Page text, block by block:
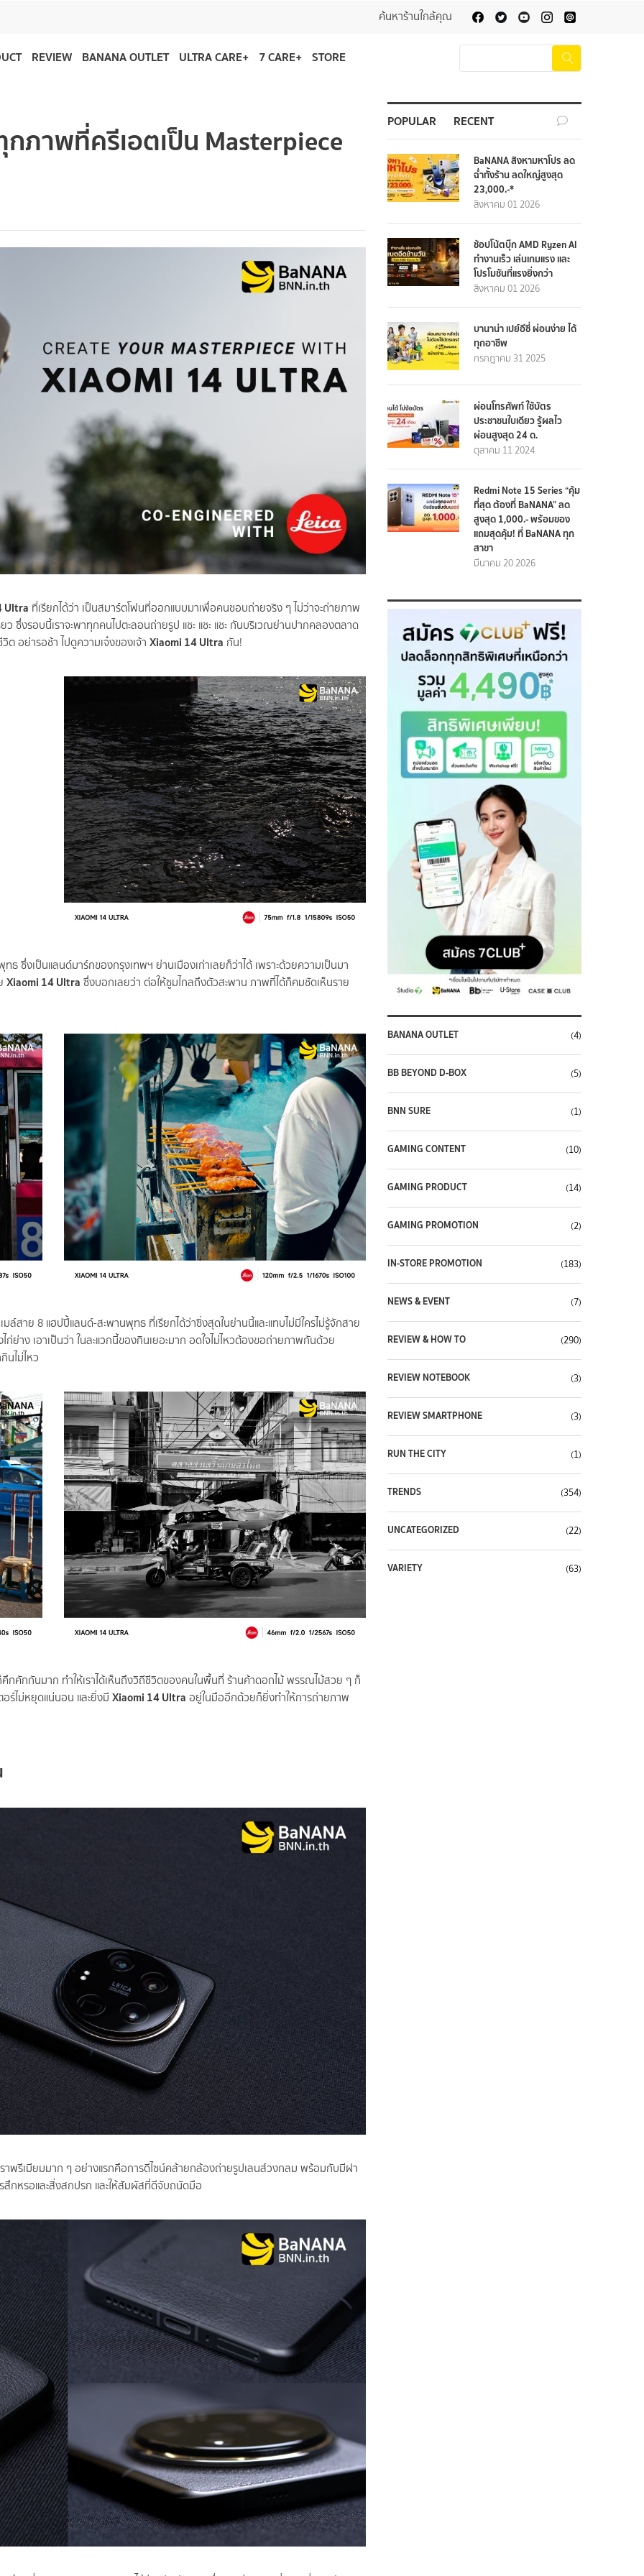
ค้นหาร้านใกล้คุณ
REVIEW BANANA OUTLET ULTRA CARE+ 7 CARE+ STORE
ภาพที่ครีเอตเป็น Masterpiece
Ultra ที่เรียกได้ว่า เป็นสมาร์ตโฟนที่ออกแบบมาเพื่อคนชอบถ่ายจริง ๆ ไม่ว่าจะถ่ายภาพ
ซึ่งรอบนี้เราจะพาทุกคนไปตะลอนถ่ายรูป แชะ แชะ แชะ กันบริเวณย่านปากคลองตลาด
อย่ารอช้า ไปดูความเจ๋งของเจ้า Xiaomi 14 Ultra กัน!
ซึ่งเป็นแลนด์มาร์กของกรุงเทพฯ ย่านเมืองเก่าเลยก็ว่าได้ เพราะด้วยความเป็นมา
Xiaomi 14 Ultra ซึ่งบอกเลยว่า ต่อให้ซูมไกลถึงตัวสะพาน ภาพที่ได้ก็คมชัดเห็นราย
ล์สาย 8 แฮปปี้แลนด์-สะพานพุทธ ที่เรียกได้ว่าซิ่งสุดในย่านนี้และแทบไม่มีใครไม่รู้จักสาย
ย่าง เอาเป็นว่า ในละแวกนี้ของกินเยอะมาก อดใจไม่ไหวต้องขอถ่ายภาพกันด้วย
นไม่ไหว
คักกันมาก ทำให้เราได้เห็นถึงวิถีชีวิตของคนในพื้นที่ ร้านค้าดอกไม้ พรรณไม้สวย ๆ ก็
ร์ไม่หยุดแน่นอน และยิ่งมี Xiaomi 14 Ultra อยู่ในมืออีกด้วยก็ยิ่งทำให้การถ่ายภาพ
พรีเมียมมาก ๆ อย่างแรกคือการดีไซน์คล้ายกล้องถ่ายรูปเลนส์วงกลม พร้อมกับมีฝา
สึกหรอและสิ่งสกปรก และให้สัมผัสที่ดีจับถนัดมือ
POPULAR RECENT
BaNANA สิงหามหาโปร ลด
ฉ่ำทั้งร้าน ลดใหญ่สูงสุด
23,000.-*
สิงหาคม 01 2026
ช้อปโน้ตบุ๊ก AMD Ryzen AI
ทำงานเร็ว เล่นเกมแรง และ
โปรโมชันที่แรงยิ่งกว่า
สิงหาคม 01 2026
บานาน่า เปย์อีซี่ ผ่อนง่าย ได้
ทุกอาชีพ
กรกฎาคม 31 2025
ผ่อนโทรศัพท์ ใช้บัตร
ประชาชนใบเดียว รู้ผลไว
ผ่อนสูงสุด 24 ด.
ตุลาคม 11 2024
Redmi Note 15 Series “คุ้ม
ที่สุด ต้องที่ BaNANA” ลด
สูงสุด 1,000.- พร้อมของ
แถมสุดคุ้ม! ที่ BaNANA ทุก
สาขา
มีนาคม 20 2026
BANANA OUTLET (4)
BB BEYOND D-BOX (5)
BNN SURE (1)
GAMING CONTENT (10)
GAMING PRODUCT (14)
GAMING PROMOTION (2)
IN-STORE PROMOTION (183)
NEWS & EVENT (7)
REVIEW & HOW TO (290)
REVIEW NOTEBOOK (3)
REVIEW SMARTPHONE (3)
RUN THE CITY (1)
TRENDS (354)
UNCATEGORIZED (22)
VARIETY (63)